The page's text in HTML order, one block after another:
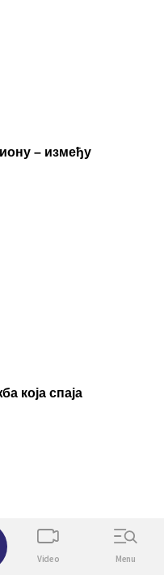
– између
која спаја
Video Menu